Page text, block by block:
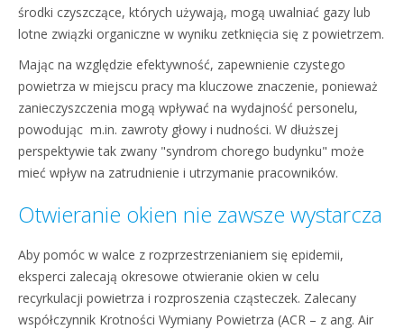
środki czyszczące, których używają, mogą uwalniać gazy lub
lotne związki organiczne w wyniku zetknięcia się z powietrzem.
Mając na względzie efektywność, zapewnienie czystego
powietrza w miejscu pracy ma kluczowe znaczenie, ponieważ
zanieczyszczenia mogą wpływać na wydajność personelu,
powodując m.in. zawroty głowy i nudności. W dłuższej
perspektywie tak zwany "syndrom chorego budynku" może
mieć wpływ na zatrudnienie i utrzymanie pracowników.
Otwieranie okien nie zawsze wystarcza
Aby pomóc w walce z rozprzestrzenianiem się epidemii,
eksperci zalecają okresowe otwieranie okien w celu
recyrkulacji powietrza i rozproszenia cząsteczek. Zalecany
współczynnik Krotności Wymiany Powietrza (ACR – z ang. Air